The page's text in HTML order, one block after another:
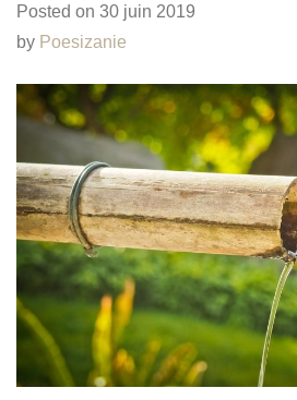
Posted on 30 juin 2019
by Poesizanie